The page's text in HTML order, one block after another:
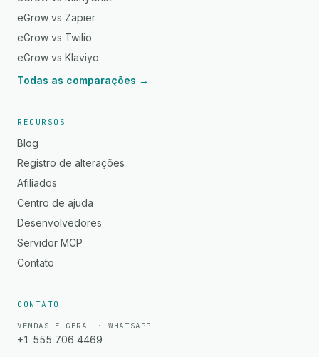
eGrow vs Zapier
eGrow vs Twilio
eGrow vs Klaviyo
Todas as comparações →
RECURSOS
Blog
Registro de alterações
Afiliados
Centro de ajuda
Desenvolvedores
Servidor MCP
Contato
CONTATO
VENDAS E GERAL · WHATSAPP
+1 555 706 4469